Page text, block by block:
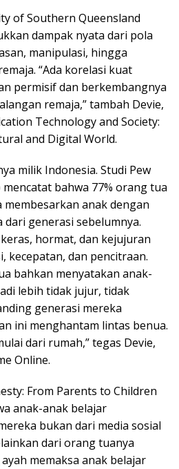
of Southern Queensland
dampak nyata dari pola
manipulasi, hingga
“Ada korelasi kuat
permisif dan berkembangnya
remaja,” tambah Devie,
Technology and Society:
and Digital World.
milik Indonesia. Studi Pew
mencatat bahwa 77% orang tua
membesarkan anak dengan
generasi sebelumnya.
hormat, dan kejujuran
kecepatan, dan pencitraan.
bahkan menyatakan anak-
lebih tidak jujur, tidak
generasi mereka
ini menghantam lintas benua.
dari rumah,” tegas Devie,
Online.
From Parents to Children
anak-anak belajar
bukan dari media sosial
dari orang tuanya
memaksa anak belajar